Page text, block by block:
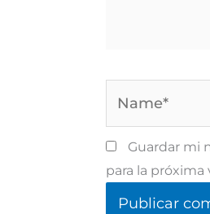
Guardar mi
para la